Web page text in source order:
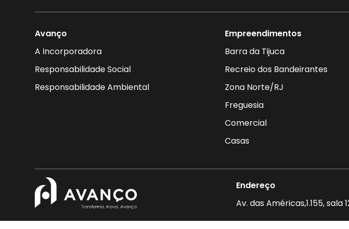
Avanço
A Incorporadora
Responsabilidade Social
Responsabilidade Ambiental
Empreendimentos
Barra da Tijuca
Recreio dos Bandeirantes
Zona Norte/RJ
Freguesia
Comercial
Casas
Endereço
Av. das Américas,1.155,